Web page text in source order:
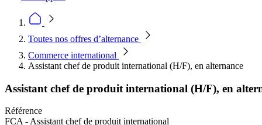
Toutes nos offres d’alternance
Commerce international
Assistant chef de produit international (H/F), en alternance
Assistant chef de produit international (H/F), en
Référence
FCA - Assistant chef de produit international